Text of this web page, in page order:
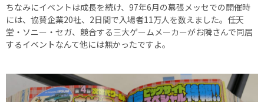
ちなみにイベントは成長を続け、97年6月の幕張メッセでの開催時
には、協賛企業20社、2日間で入場者11万人を数えました。任天
堂・ソニー・セガ、競合する三大ゲームメーカーがお隣さんで同居
するイベントなんて他には無かったですよ。